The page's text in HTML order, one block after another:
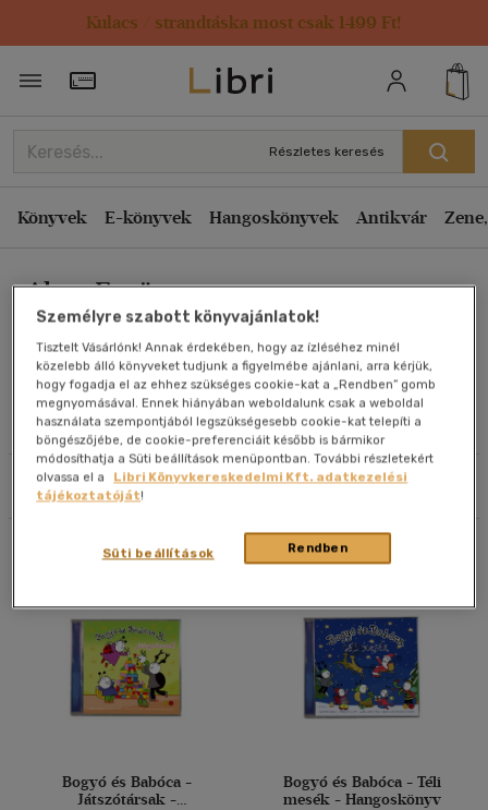
Kulacs / strandtáska most csak 1499 Ft!
Törzsvásárlói Kártya adatai
Részletes keresés
Könyvek E-könyvek Hangoskönyvek Antikvár
Alma Együttes
Művei
Olvasói vélemények
Szűrés Rendezés
Rendezés
Kiadás éve szerint csökkenő
Ár szerint csökkenő
Eladott darabszám szerint csökkenő
Eladott darabszám szerint növekvő
Cím szerint A-Z
Szerző szerint A-Z
Megjelenítés
20 db / oldal
Alkalmaz
Összesen db
Bogyó és Babóca -
Játszótársak -
Bogyó és Babóca - Téli
mesék - Hangoskönyv
Személyre szabott könyvajánlatok!
Tisztelt Vásárlónk! Annak érdekében, hogy az ízléséhez minél
közelebb álló könyveket tudjunk a figyelmébe ajánlani, arra kérjük,
hogy fogadja el az ehhez szükséges cookie-kat a „Rendben” gomb
megnyomásával. Ennek hiányában weboldalunk csak a weboldal
használata szempontjából legszükségesebb cookie-kat telepíti a
böngészőjébe, de cookie-preferenciáit később is bármikor
módosíthatja a Süti beállítások menüpontban. További részletekért
olvassa el a
Libri Könyvkereskedelmi Kft. adatkezelési
tájékoztatóját!
Rendben
Süti beállítások